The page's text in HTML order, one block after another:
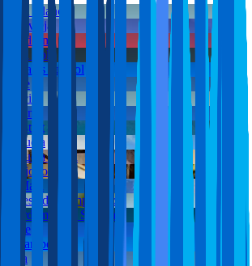
Costa Blanca
Torrevieja
Benidorm
Santa Pola
Arenales del Sol
Elche
Murcia
Alicante
Finestrat
Orihuela
Orihuela Costa
Villajoyosa
La Mata
Dehesa de Campoamor
Guardamar del Segura
Calpe
El Campello
Altea